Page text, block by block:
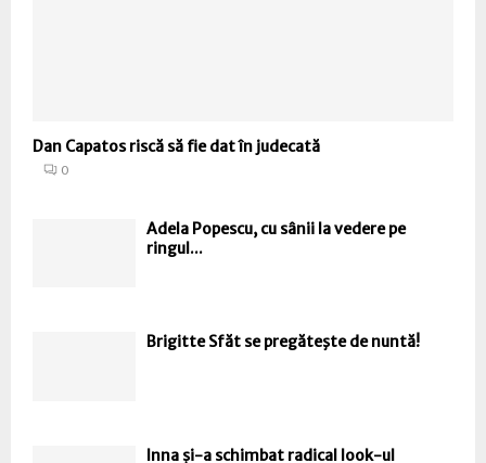
Dan Capatos riscă să fie dat în judecată
0
Adela Popescu, cu sânii la vedere pe
ringul...
Brigitte Sfăt se pregăteşte de nuntă!
Inna și-a schimbat radical look-ul